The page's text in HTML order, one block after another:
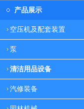
产品展示
空压机及配套装置
泵
清洁用品设备
汽修装备